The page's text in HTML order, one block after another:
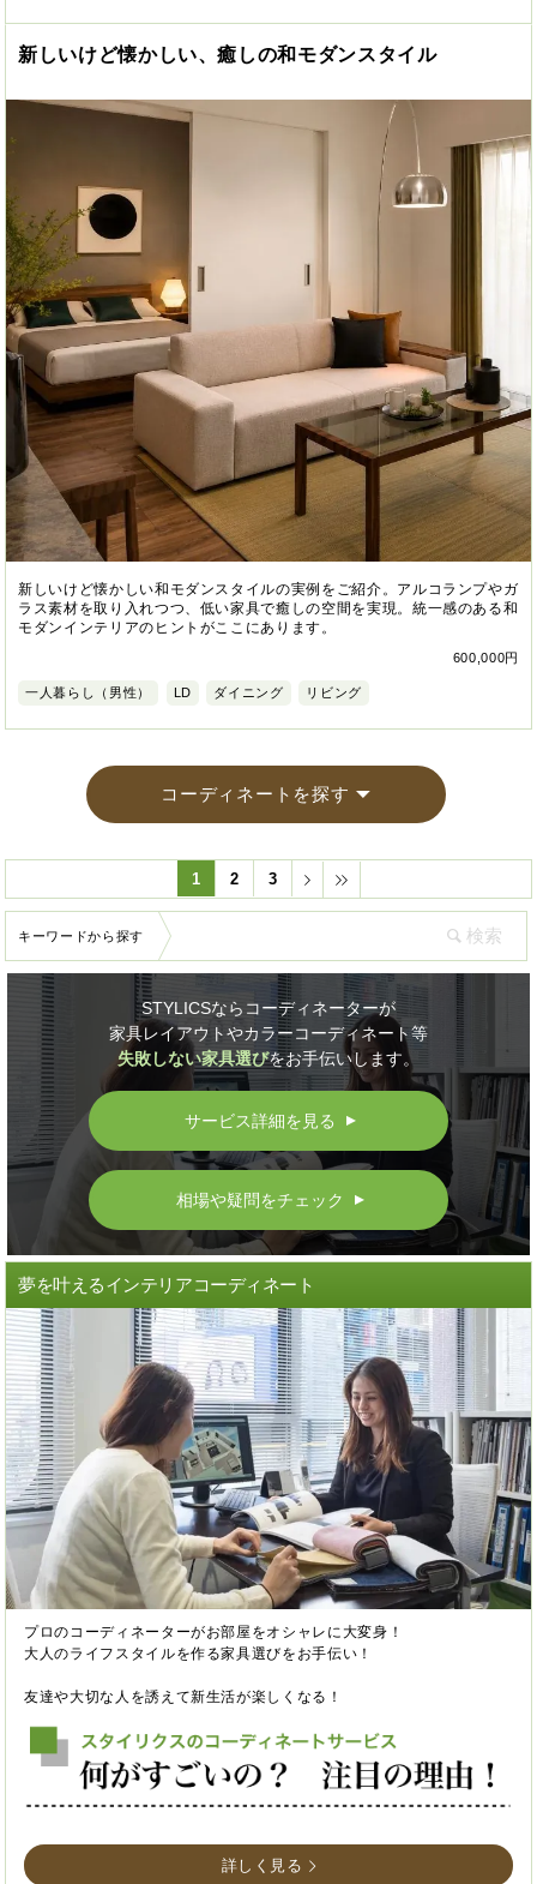
新しいけど懐かしい、癒しの和モダンスタイル
新しいけど懐かしい和モダンスタイルの実例をご紹介。アルコランプやガ
ラス素材を取り入れつつ、低い家具で癒しの空間を実現。統一感のある和
モダンインテリアのヒントがここにあります。
600,000円
一人暮らし（男性） LD ダイニング リビング
コーディネートを探す
1 2 3
キーワードから探す
STYLICSならコーディネーターが
家具レイアウトやカラーコーディネート等
失敗しない家具選びをお手伝いします。
サービス詳細を見る ▲
相場や疑問をチェック ▲
夢を叶えるインテリアコーディネート
プロのコーディネーターがお部屋をオシャレに大変身！
大人のライフスタイルを作る家具選びをお手伝い！
友達や大切な人を誘えて新生活が楽しくなる！
詳しく見る